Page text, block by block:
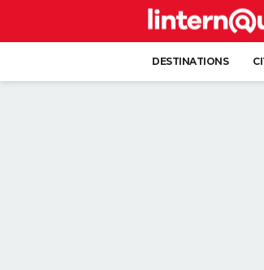
DESTINATIONS